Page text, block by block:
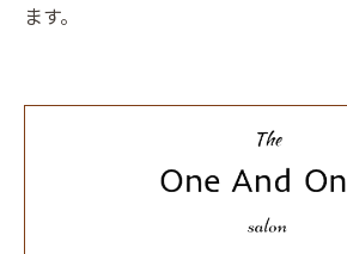
ます。